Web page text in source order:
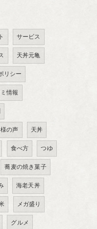
サービス
天丼元亀
リシー
情報
の声 天丼
食べ方 つゆ
蕎麦の焼き菓子
海老天丼
メガ盛り
グルメ